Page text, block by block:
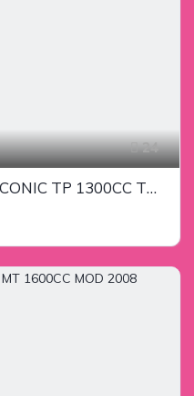
24
RENAULT CAPTUR [FL] ICONIC TP 1300CC TURBO 4x2 2023